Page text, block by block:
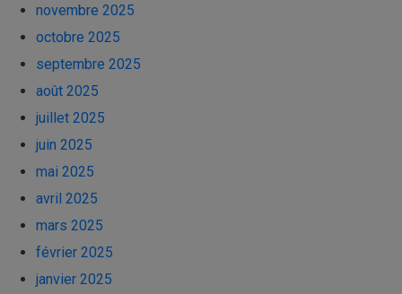
novembre 2025
octobre 2025
septembre 2025
août 2025
juillet 2025
juin 2025
mai 2025
avril 2025
mars 2025
février 2025
janvier 2025